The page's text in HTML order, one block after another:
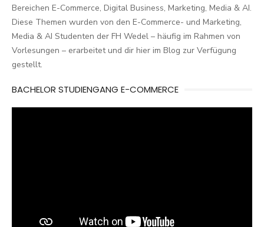
Bereichen E-Commerce, Digital Business, Marketing, Media & AI.
Diese Themen wurden von den E-Commerce- und Marketing,
Media & AI Studenten der FH Wedel – häufig im Rahmen von
Vorlesungen – erarbeitet und dir hier im Blog zur Verfügung
gestellt.
BACHELOR STUDIENGANG E-COMMERCE